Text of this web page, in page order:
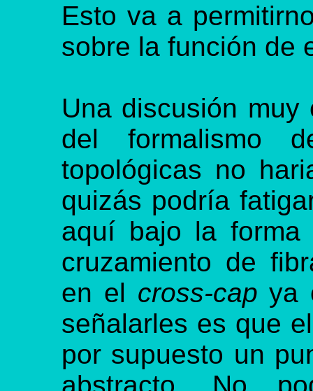
Esto va a
sobre la función de
Una discusión
del formalismo
topológicas no
quizás podría
aquí bajo la
cruzamiento de
en el cross-cap ya
señalarles es que
por supuesto un